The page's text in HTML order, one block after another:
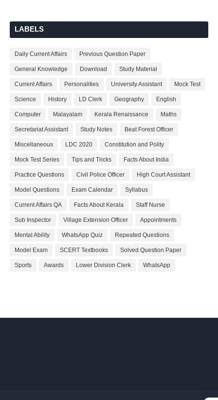
LABELS
Daily Current Affairs Previous Question Paper
General Knowledge Download Study Material
Current Affairs Personalities University Assistant Mock Test
Science History LD Clerk Geography English
Computer Malayalam Kerala Renaissance Maths
Secretariat Assistant Study Notes Beat Forest Officer
Miscellaneous LDC 2020 Constitution and Polity
Mock Test Series Tips and Tricks Facts About India
Practice Questions Civil Police Officer High Court Assistant
Model Questions Exam Calendar Syllabus
Current Affairs QA Facts About Kerala Staff Nurse
Sub Inspector Village Extension Officer Appointments
Mental Ability WhatsApp Quiz Repeated Questions
Model Exam SCERT Textbooks Solved Question Paper
Sports Awards Lower Division Clerk WhatsApp